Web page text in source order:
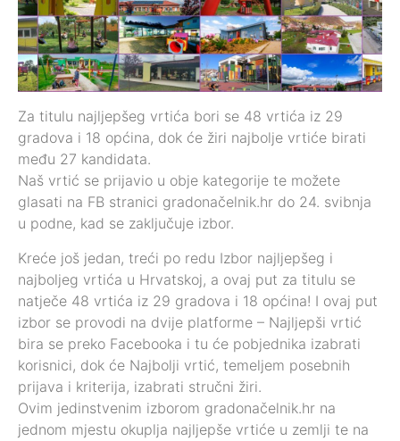
Za titulu najljepšeg vrtića bori se 48 vrtića iz 29
gradova i 18 općina, dok će žiri najbolje vrtiće birati
među 27 kandidata.
Naš vrtić se prijavio u obje kategorije te možete
glasati na FB stranici gradonačelnik.hr do 24. svibnja
u podne, kad se zaključuje izbor.
Kreće još jedan, treći po redu Izbor najljepšeg i
najboljeg vrtića u Hrvatskoj, a ovaj put za titulu se
natječe 48 vrtića iz 29 gradova i 18 općina! I ovaj put
izbor se provodi na dvije platforme – Najljepši vrtić
bira se preko Facebooka i tu će pobjednika izabrati
korisnici, dok će Najbolji vrtić, temeljem posebnih
prijava i kriterija, izabrati stručni žiri.
Ovim jedinstvenim izborom gradonačelnik.hr na
jednom mjestu okuplja najljepše vrtiće u zemlji te na